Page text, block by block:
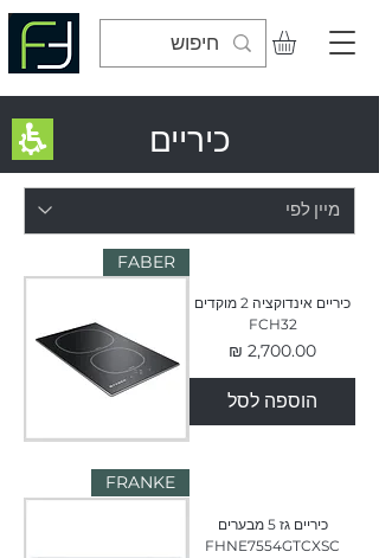
כיריים
FABER
כיריים אינדוקציה 2 מוקדים
FCH32
מחיר
הוספה לסל
FRANKE
כיריים גז 5 מבערים
FHNE7554GTCXSC